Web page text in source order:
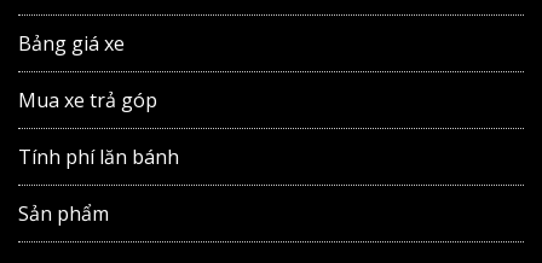
Bảng giá xe
Mua xe trả góp
Tính phí lăn bánh
Sản phẩm